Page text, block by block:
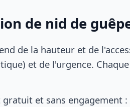
de nid de
de la hauteur et de
et de l'urgence.
gratuit et sans engagement